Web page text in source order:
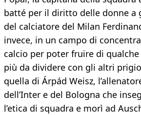
batté per il diritto delle donne a
del calciatore del Milan
invece, in un campo di
calcio per poter fruire di qualche
più da dividere con gli altri
quella di Árpád Weisz,
dell’Inter e del Bologna che
l’etica di squadra e morì ad